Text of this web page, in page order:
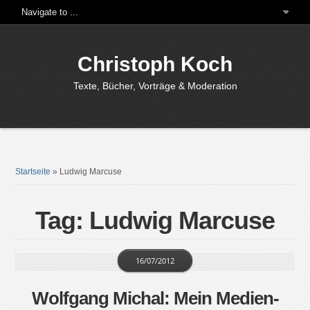
Christoph Koch
Texte, Bücher, Vorträge & Moderation
Startseite » Ludwig Marcuse
Tag: Ludwig Marcuse
Wolfgang Michal: Mein Medien-
16/07/2012